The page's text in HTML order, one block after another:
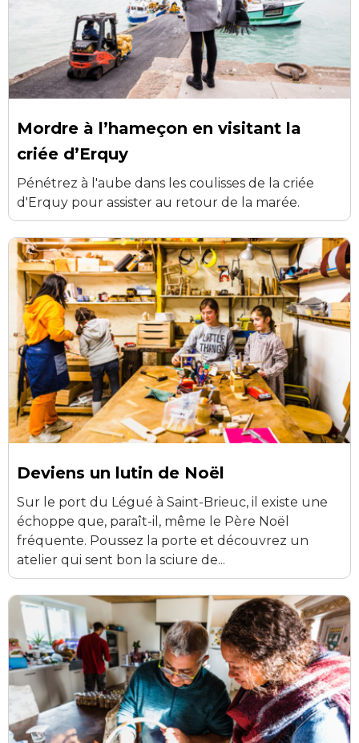
Mordre à l’hameçon en visitant la
criée d’Erquy
Pénétrez à l'aube dans les coulisses de la criée
d'Erquy pour assister au retour de la marée.
Deviens un lutin de Noël
Sur le port du Légué à Saint-Brieuc, il existe une
échoppe que, paraît-il, même le Père Noël
fréquente. Poussez la porte et découvrez un
atelier qui sent bon la sciure de...